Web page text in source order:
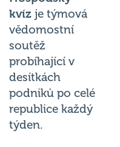
kvíz je týmová
vědomostní
soutěž
probíhající v
desítkách
podniků po celé
republice každý
týden.